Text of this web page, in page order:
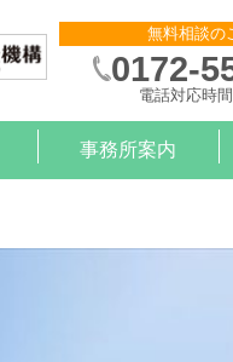
無料相談の
0172-
電話対応時
事務所案内